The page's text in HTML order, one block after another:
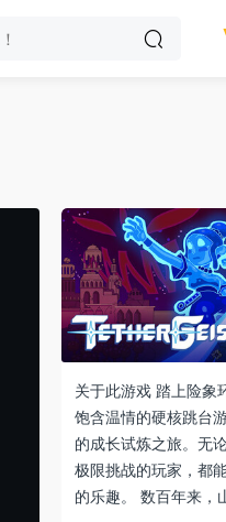
关于此游戏 踏上险象
饱含温情的硬核跳台
的成长试炼之旅。无
极限挑战的玩家，都
的乐趣。 数百年来，